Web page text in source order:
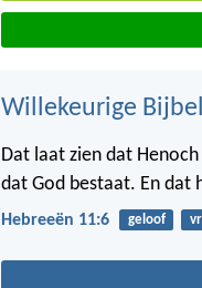
Willekeurige
Dat laat zien dat
dat God bestaat. En dat
Hebreeën 11:6 geloof